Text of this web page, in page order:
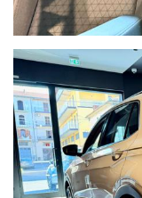
Facebook,
"AUTOFAZIO"
AUTOFAZIO e
Acquisto Sicuro
sito
web
Acquista Sicuro per